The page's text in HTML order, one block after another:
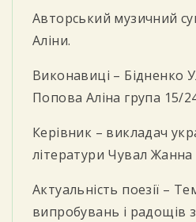
Авторський музичний
Аліни.
Виконавиці – Бідненко
Попова Аліна група 15/
Керівник – викладач
літератури Чувал Жанна
Актуальність поезії –
випробувань і радощів